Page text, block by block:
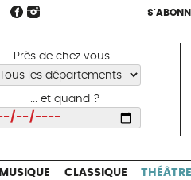
Près de chez vous...
... et quand ?
MUSIQUE CLASSIQUE THÉÂTRE